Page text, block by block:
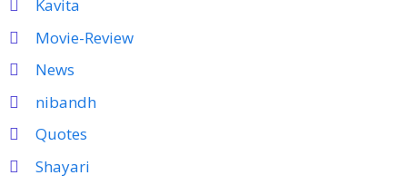
Kavita
Movie-Review
News
nibandh
Quotes
Shayari